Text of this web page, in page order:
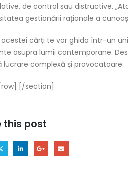
de control sau distructive.
gestionării raționale a
acestei cărți te vor ghida într-un
asupra lumii contemporane.
lucrare complexă și provocatoare.
[/section]
this post